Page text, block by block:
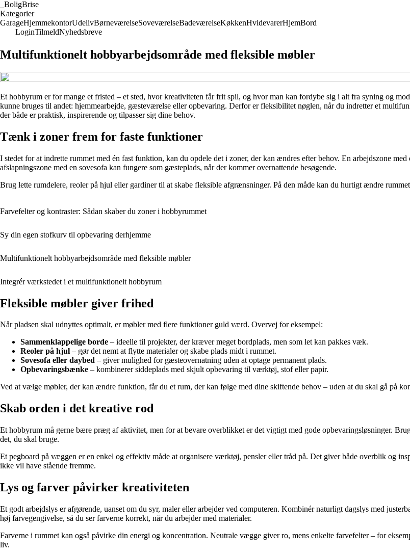
BoligBrise
Kategorier
GarageHjemmekontorUdelivBørneværelseSoveværelseBadeværelseKøkkenHvidevarerHjemBord
LoginTilmeldNyhedsbreve
Multifunktionelt hobbyarbejdsområde med fleksible møbler
Et hobbyrum er for mange et fristed – et sted, hvor kreativiteten får frit spil, og hvor man kan fordybe sig i alt fra syning og
kunne bruges til andet: hjemmearbejde, gæsteværelse eller opbevaring. Derfor er fleksibilitet nøglen, når du indretter et
der både er praktisk, inspirerende og tilpasser sig dine behov.
Tænk i zoner frem for faste funktioner
I stedet for at indrette rummet med én fast funktion, kan du opdele det i zoner, der kan ændres efter behov. En arbejdszone
afslapningszone med en sovesofa kan fungere som gæsteplads, når der kommer overnattende besøgende.
Brug lette rumdelere, reoler på hjul eller gardiner til at skabe fleksible afgrænsninger. På den måde kan du hurtigt ændre
Farvefelter og kontraster: Sådan skaber du zoner i hobbyrummet
Sy din egen stofkurv til opbevaring derhjemme
Multifunktionelt hobbyarbejdsområde med fleksible møbler
Integrér værkstedet i et multifunktionelt hobbyrum
Fleksible møbler giver frihed
Når pladsen skal udnyttes optimalt, er møbler med flere funktioner guld værd. Overvej for eksempel:
Sammenklappelige borde – ideelle til projekter, der kræver meget bordplads, men som let kan pakkes væk.
Reoler på hjul – gør det nemt at flytte materialer og skabe plads midt i rummet.
Sovesofa eller daybed – giver mulighed for gæsteovernatning uden at optage permanent plads.
Opbevaringsbænke – kombinerer siddeplads med skjult opbevaring til værktøj, stof eller papir.
Ved at vælge møbler, der kan ændre funktion, får du et rum, der kan følge med dine skiftende behov – uden at du skal gå på
Skab orden i det kreative rod
Et hobbyrum må gerne bære præg af aktivitet, men for at bevare overblikket er det vigtigt med gode opbevaringsløsninger.
det, du skal bruge.
Et pegboard på væggen er en enkel og effektiv måde at organisere værktøj, pensler eller tråd på. Det giver både overblik og
ikke vil have stående fremme.
Lys og farver påvirker kreativiteten
Et godt arbejdslys er afgørende, uanset om du syr, maler eller arbejder ved computeren. Kombinér naturligt dagslys med
høj farvegengivelse, så du ser farverne korrekt, når du arbejder med materialer.
Farverne i rummet kan også påvirke din energi og koncentration. Neutrale vægge giver ro, mens enkelte farvefelter – for
liv.